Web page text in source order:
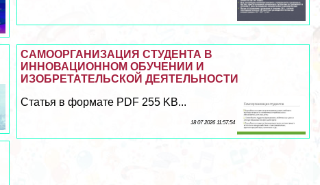
САМООРГАНИЗАЦИЯ СТУДЕНТА В
ИННОВАЦИОННОМ ОБУЧЕНИИ И
ИЗОБРЕТАТЕЛЬСКОЙ ДЕЯТЕЛЬНОСТИ
Статья в формате PDF 255 KB...
18 07 2026 11:57:54